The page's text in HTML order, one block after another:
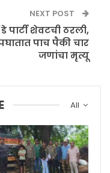
NEXT POST
डे पार्टी शेवटची ठरली,
पाच पैकी चार
जणांचा मृत्यू
All